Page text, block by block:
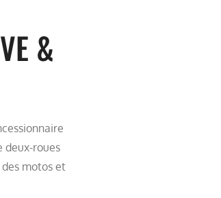
&
deux-roues
motos et